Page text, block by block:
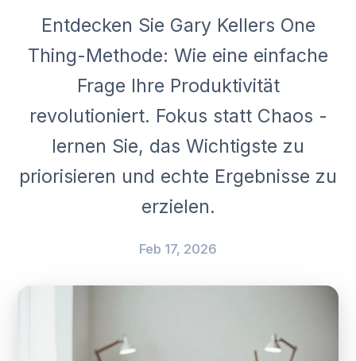
Entdecken Sie Gary Kellers One
Thing-Methode: Wie eine einfache
Frage Ihre Produktivität
revolutioniert. Fokus statt Chaos -
lernen Sie, das Wichtigste zu
priorisieren und echte Ergebnisse zu
erzielen.
Feb 17, 2026